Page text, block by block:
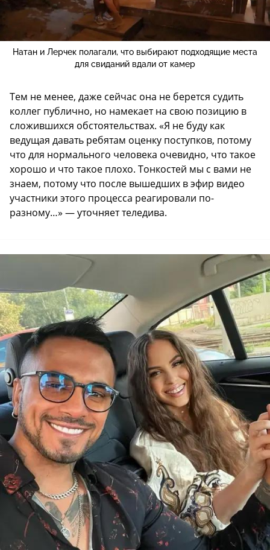
Натан и Лерчек полагали, что выбирают подходящие места
для свиданий вдали от камер
Тем не менее, даже сейчас она не берется судить
коллег публично, но намекает на свою позицию в
сложившихся обстоятельствах. «Я не буду как
ведущая давать ребятам оценку поступков, потому
что для нормального человека очевидно, что такое
хорошо и что такое плохо. Тонкостей мы с вами не
знаем, потому что после вышедших в эфир видео
участники этого процесса реагировали по-
разному…» — уточняет теледива.